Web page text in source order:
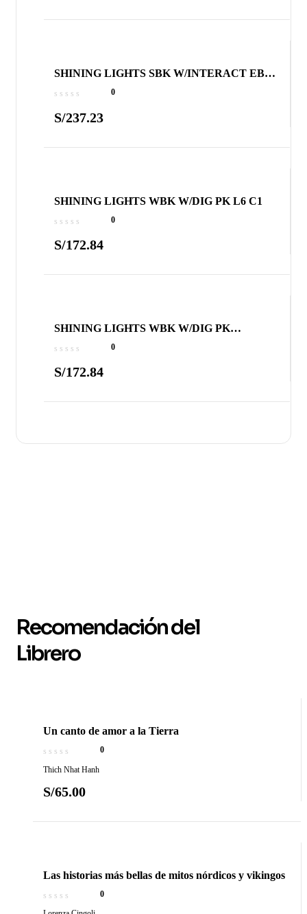
SHINING LIGHTS SBK W/INTERACT EBK
L6 C1
0
S/237.23
SHINING LIGHTS WBK W/DIG PK L6 C1
0
S/172.84
SHINING LIGHTS WBK W/DIG PK
STARTER A1
0
S/172.84
Recomendación del
Librero
Un canto de amor a la Tierra
0
Thich Nhat Hanh
S/65.00
Las historias más bellas de mitos nórdicos y vikingos
0